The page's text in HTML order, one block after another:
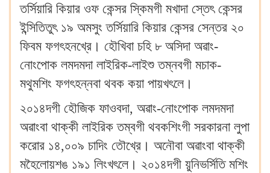
তর্সিয়ারি কিয়ার ওফ কেন্সর স্কিমগী মখাদা স্তেৎ কেন্সর
ইন্সিতিতুৎ ১৯ অমসুং তর্সিয়ারি কিয়ার কেন্সর সেন্তর ২০
ফিবম ফগৎহনখ্রে। হৌখিবা চহি ৮ অসিদা অৱাং-
নোংপোক লমদমদা লাইরিক-লাইশু তম্নবগী মচাক-
মথুমশিং ফগৎহন্নবা থবক কয়া পায়খৎলে।
২০১৪দগী হৌজিক ফাওবদা, অৱাং-নোংপোক লমদমদা
অৱাংবা থাক্কী লাইরিক তম্বগী থবকশিংগী সরকারনা লুপা
করোর ১৪,০০৯ চাদিং তৌখ্রে। অনৌবা অৱাংবা থাক্কী
মহৈলোয়শঙ ১৯১ লিংখৎলে। ২০১৪দগী য়ুনিভর্সিতি মশিং